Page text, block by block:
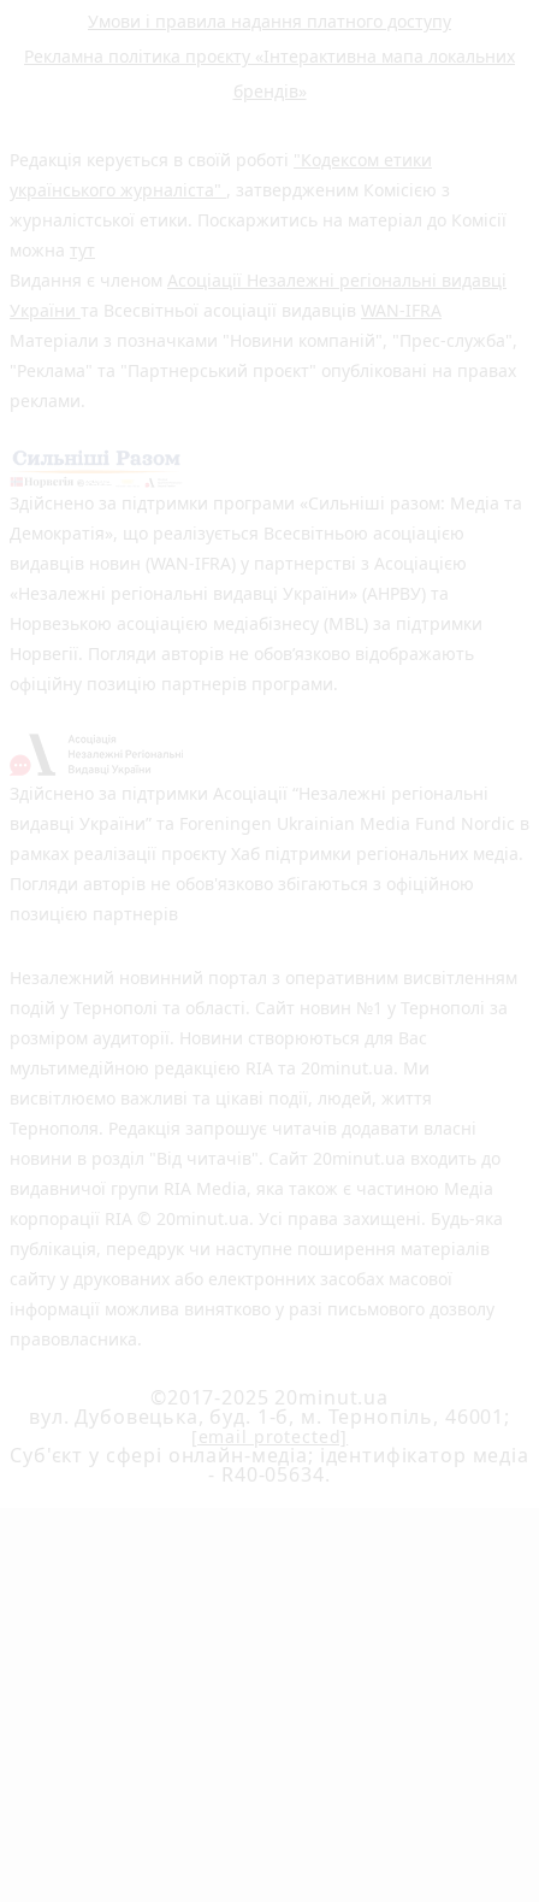
Умови і правила надання платного доступу
Рекламна політика проєкту «Інтерактивна мапа локальних
брендів»
Редакція керується в своїй роботі "Кодексом етики
українського журналіста" , затвердженим Комісією з
журналістської етики. Поскаржитись на матеріал до Комісії
можна тут
Видання є членом Асоціації Незалежні регіональні видавці
України та Всесвітньої асоціації видавців WAN-IFRA
Матеріали з позначками "Новини компаній", "Прес-служба",
"Реклама" та "Партнерський проєкт" опубліковані на правах
реклами.
Здійснено за підтримки програми «Сильніші разом: Медіа та
Демократія», що реалізується Всесвітньою асоціацією
видавців новин (WAN-IFRA) у партнерстві з Асоціацією
«Незалежні регіональні видавці України» (АНРВУ) та
Норвезькою асоціацією медіабізнесу (MBL) за підтримки
Норвегії. Погляди авторів не обов’язково відображають
офіційну позицію партнерів програми.
Здійснено за підтримки Асоціації “Незалежні регіональні
видавці України” та Foreningen Ukrainian Media Fund Nordic в
рамках реалізації проєкту Хаб підтримки регіональних медіа.
Погляди авторів не обов'язково збігаються з офіційною
позицією партнерів
Незалежний новинний портал з оперативним висвітленням
подій у Тернополі та області. Сайт новин №1 у Тернополі за
розміром аудиторії. Новини створюються для Вас
мультимедійною редакцією RIA та 20minut.ua. Ми
висвітлюємо важливі та цікаві події, людей, життя
Тернополя. Редакція запрошує читачів додавати власні
новини в розділ "Від читачів". Сайт 20minut.ua входить до
видавничої групи RIA Media, яка також є частиною Медіа
корпорації RIA © 20minut.ua. Усі права захищені. Будь-яка
публiкацiя, передрук чи наступне поширення матеріалів
сайту у друкованих або електронних засобах масової
інформації можлива винятково у разі письмового дозволу
правовласника.
©2017-2025 20minut.ua
вул. Дубовецька, буд. 1-б, м. Тернопіль, 46001;
[email protected]
Cуб'єкт у сфері онлайн-медіа; ідентифікатор медіа
- R40-05634.